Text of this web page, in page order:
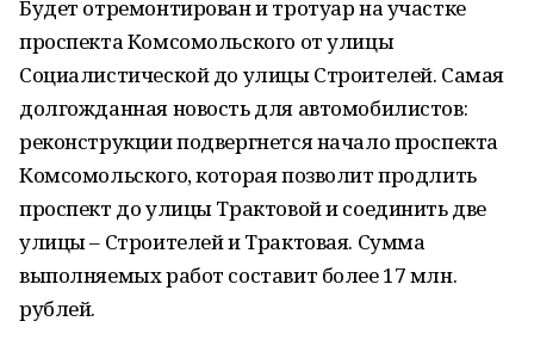
Будет отремонтирован и тротуар на участке
проспекта Комсомольского от улицы
Социалистической до улицы Строителей. Самая
долгожданная новость для автомобилистов:
реконструкции подвергнется начало проспекта
Комсомольского, которая позволит продлить
проспект до улицы Трактовой и соединить две
улицы – Строителей и Трактовая. Сумма
выполняемых работ составит более 17 млн.
рублей.